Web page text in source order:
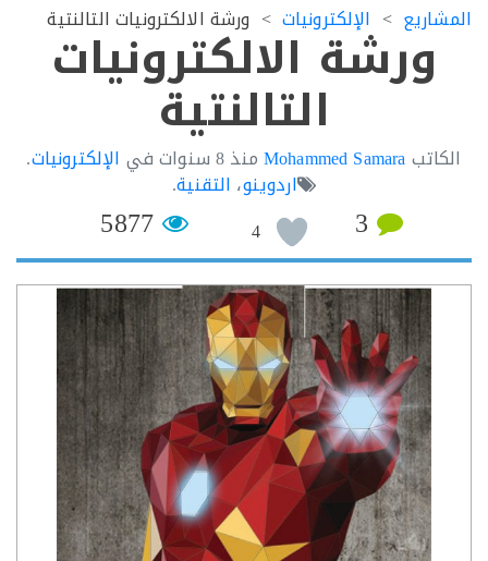
الإلكترونيات ورشة الالكترونيات التالنتية
ورشة الالكترونيات
التالنتية
Mohammed Samaraمنذ8 سنوات فيالإلكترونيات.
اردوينو،التقنية.
3
4
5877